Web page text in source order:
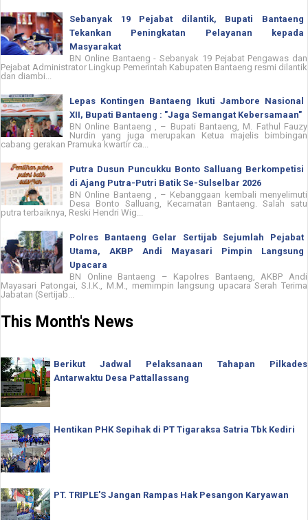
Sebanyak 19 Pejabat dilantik, Bupati Bantaeng
Tekankan Peningkatan Pelayanan kepada
Masyarakat
BN Online Bantaeng - Sebanyak 19 Pejabat Pengawas dan
Pejabat Administrator Lingkup Pemerintah Kabupaten Bantaeng resmi dilantik
dan diambi...
Lepas Kontingen Bantaeng Ikuti Jambore Nasional
XII, Bupati Bantaeng : "Jaga Semangat Kebersamaan"
BN Online Bantaeng , – Bupati Bantaeng, M. Fathul Fauzy
Nurdin yang juga merupakan Ketua majelis bimbingan
cabang gerakan Pramuka kwartir ca...
Putra Dusun Puncukku Bonto Salluang Berkompetisi
di Ajang Putra-Putri Batik Se-Sulselbar 2026
BN Online Bantaeng , – Kebanggaan kembali menyelimuti
Desa Bonto Salluang, Kecamatan Bantaeng. Salah satu
putra terbaiknya, Reski Hendri Wig...
Polres Bantaeng Gelar Sertijab Sejumlah Pejabat
Utama, AKBP Andi Mayasari Pimpin Langsung
Upacara
BN Online Bantaeng – Kapolres Bantaeng, AKBP Andi
Mayasari Patongai, S.I.K., M.M., memimpin langsung upacara Serah Terima
Jabatan (Sertijab...
This Month's News
Berikut Jadwal Pelaksanaan Tahapan Pilkades
Antarwaktu Desa Pattallassang
Hentikan PHK Sepihak di PT Tigaraksa Satria Tbk Kediri
PT. TRIPLE'S Jangan Rampas Hak Pesangon Karyawan